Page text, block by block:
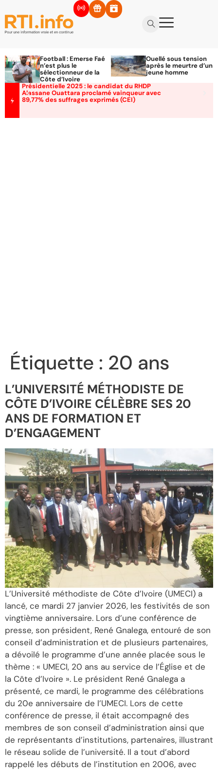
Football : Emerse Faé
n’est plus le
sélectionneur de la
Côte d’Ivoire
Ouellé sous tension
après le meurtre d’un
jeune homme
Présidentielle 2025 : le candidat du RHDP
Alassane Ouattara proclamé vainqueur avec
89,77% des suffrages exprimés (CEI)
Étiquette : 20 ans
L’UNIVERSITÉ MÉTHODISTE DE
CÔTE D’IVOIRE CÉLÈBRE SES 20
ANS DE FORMATION ET
D’ENGAGEMENT
L’Université méthodiste de Côte d’Ivoire (UMECI) a
lancé, ce mardi 27 janvier 2026, les festivités de son
vingtième anniversaire. Lors d’une conférence de
presse, son président, René Gnalega, entouré de son
conseil d’administration et de plusieurs partenaires,
a dévoilé le programme d’une année placée sous le
thème : « UMECI, 20 ans au service de l’Église et de
la Côte d’Ivoire ». Le président René Gnalega a
présenté, ce mardi, le programme des célébrations
du 20e anniversaire de l’UMECI. Lors de cette
conférence de presse, il était accompagné des
membres de son conseil d’administration ainsi que
de représentants d’institutions, partenaires, illustrant
le réseau solide de l’université. Il a tout d’abord
rappelé les débuts de l’institution en 2006, avec